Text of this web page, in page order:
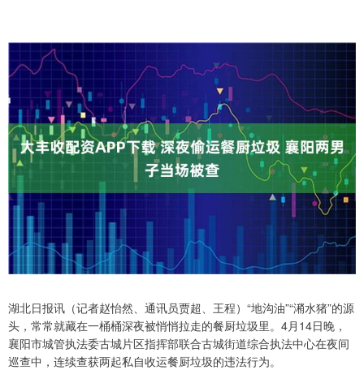
湖北日报讯（记者赵怡然、通讯员贾超、王程）“地沟油”“潲水猪”的源
头，常常就藏在一桶桶深夜被悄悄拉走的餐厨垃圾里。4月14日晚，
襄阳市城管执法委古城片区指挥部联合古城街道综合执法中心在夜间
巡查中，连续查获两起私自收运餐厨垃圾的违法行为。